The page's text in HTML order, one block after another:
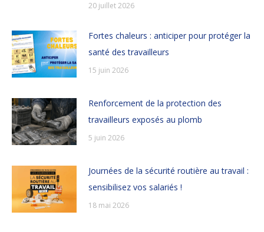
20 juillet 2026
Fortes chaleurs : anticiper pour protéger la
santé des travailleurs
15 juin 2026
Renforcement de la protection des
travailleurs exposés au plomb
5 juin 2026
Journées de la sécurité routière au travail :
sensibilisez vos salariés !
18 mai 2026